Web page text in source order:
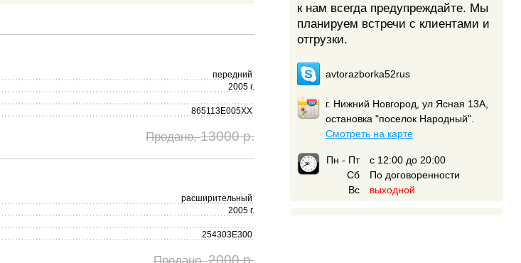
к нам всегда предупреждайте. Мы
планируем встречи с клиентами и
отгрузки.
avtorazborka52rus
г. Нижний Новгород, ул Ясная 13А,
остановка "поселок Народный".
Смотреть на карте
Пн - Пт
с 12:00 до 20:00
Сб
По договоренности
Вс
выходной
передний
2005 г.
865113E005XX
Продано,13000 р.
расширительный
2005 г.
254303E300
2000 р.